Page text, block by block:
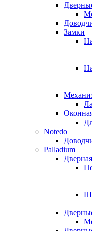
Замки
Notedo
Palladium